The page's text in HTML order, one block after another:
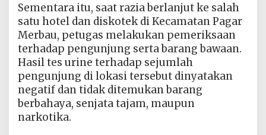
Sementara itu, saat razia berlanjut ke salah
satu hotel dan diskotek di Kecamatan Pagar
Merbau, petugas melakukan pemeriksaan
terhadap pengunjung serta barang bawaan.
Hasil tes urine terhadap sejumlah
pengunjung di lokasi tersebut dinyatakan
negatif dan tidak ditemukan barang
berbahaya, senjata tajam, maupun
narkotika.